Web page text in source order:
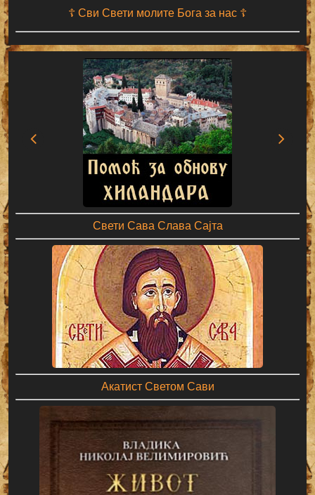
☦ Сви Свети молите Бога за нас ☦
Свети Сава Слава Сајта
Акатист Светом Сави